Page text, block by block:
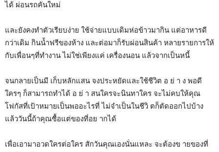
ได้ ผ่อนรถคันใหม่
และยังคงทำตัวเรียบง่าย ใช้จ่ายแบบเดิมห่อข้าวมากิน แต่อาหารดี
กว่าเดิม กินน้ำฟรีของห้าง และต่อมาก็รับผ่อนสินค้า หลายรายการให้
กับเพื่อนๆที่ทำงาน ไม่ใช่เพียงแค่ เครื่องนอน แล้วจากเป็นหนี้
จนกลายเป็นมี เก็บหลักแสน จงประหยัดและใช้ชีวิต อ ย่ า ง พอดี
ใครๆ ก็สามารถทำได้ อ ย่ า สนใครจะนินทาใคร จะไม่คบให้คุณ
โฟกัสที่เป้าหมายเป็นพออะไรที่ ไม่จำเป็นในชีวิ ตก็ตัดออกไปบ้าง
แล้ววันนี้ถ้าคุณซื้อแต่ของที่อย ากได้
เพื่อเอามาอวดใครต่อใคร สักวันคุณเองนั่นแหละ จะต้องข ายของที่